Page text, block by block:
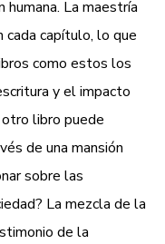
humana. La maestría
capítulo, lo que
como estos los
y el impacto
libro puede
de una mansión
sobre las
La mezcla de la
de la